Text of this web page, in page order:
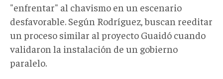
"enfrentar" al chavismo en un escenario
desfavorable. Según Rodríguez, buscan reeditar
un proceso similar al proyecto Guaidó cuando
validaron la instalación de un gobierno
paralelo.